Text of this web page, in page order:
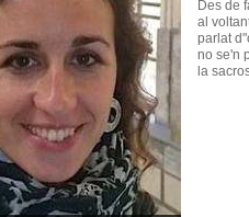
Des de
al
parlat
no se'n
la